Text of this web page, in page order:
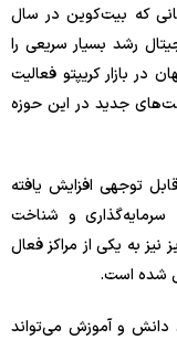
که بیت‌کوین در سال
رشد بسیار سریعی را
در بازار کریپتو فعالیت
جدید در این حوزه
توجهی افزایش یافته
سرمایه‌گذاری و شناخت
به یکی از مراکز فعال
شده است.
دانش و آموزش می‌تواند